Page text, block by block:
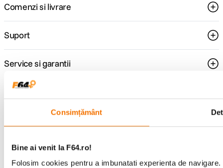
Consimțământ
Bine ai venit la F64.ro!
Folosim cookies pentru a imbunatati experienta de
Comenzi si livrare
Suport
Service si garantii
F64 Studio
Urmareste-ne